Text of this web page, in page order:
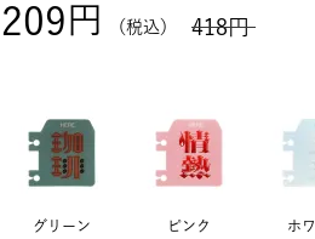
418
209 税込
グリーン ピンク ホ